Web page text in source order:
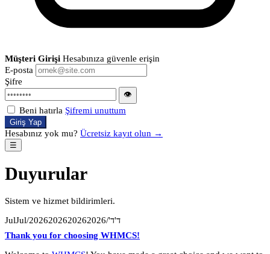
Müşteri Girişi Hesabınıza güvenle erişin
E-posta
Şifre
👁
Beni hatırla Şifremi unuttum
Giriş Yap
Hesabınız yok mu? Ücretsiz kayıt olun →
☰
Duyurular
Sistem ve hizmet bildirimleri.
JulJul/ד'ד'/2026202620262026
Thank you for choosing WHMCS!